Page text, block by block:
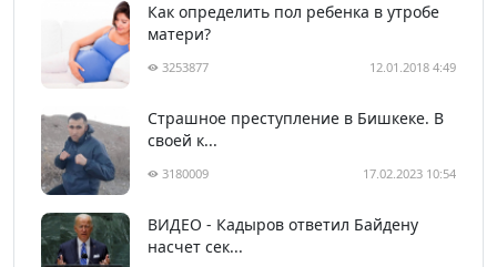
Как определить пол ребенка в утробе
матери?
3253877 12.01.2018 4:49
Страшное преступление в Бишкеке. В
своей к...
3180009 17.02.2023 10:54
ВИДЕО - Кадыров ответил Байдену
насчет сек...